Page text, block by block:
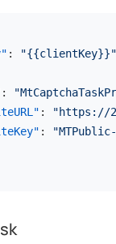
: "{{clientKey}}"
:
:
"https://
:
"MTPublic-